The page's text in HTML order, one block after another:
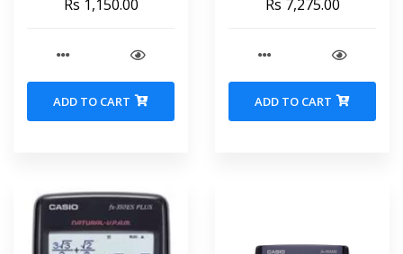
Rs 1,150.00
ADD TO CART
Rs 7,275.00
ADD TO CART